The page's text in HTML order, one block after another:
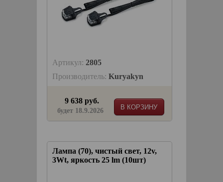
Артикул: 2805
Производитель: Kuryakyn
В КОРЗИНУ
9 638 руб.
будет 18.9.2026
Лампа (70), чистый свет, 12v,
3Wt, яркость 25 lm (10шт)